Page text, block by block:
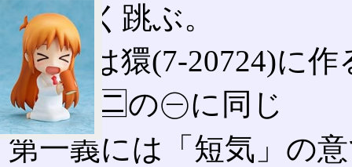
㊃とく跳ぶ。
㊄或は獧(7-20724)に作
🈪 🈩🈔の㊀に同じ
第一義には「短気」の